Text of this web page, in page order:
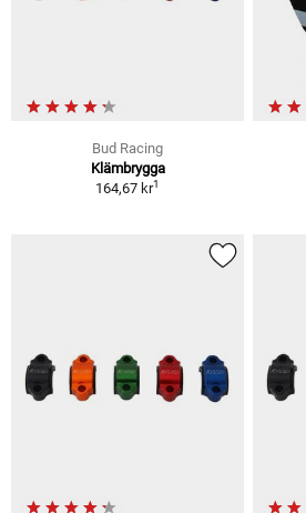
Bud Racing
Klämbrygga
164,67 kr1